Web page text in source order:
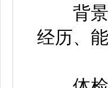
背景
经历、